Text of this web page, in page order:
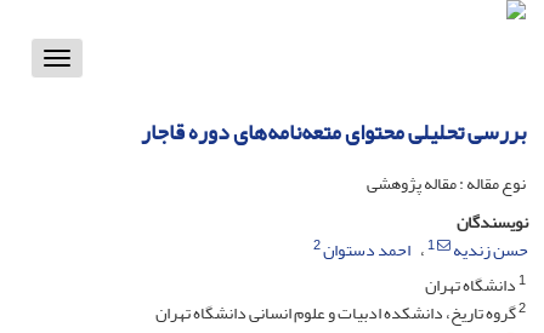
Toggle
بررسی تحلیلی محتوای متعه‌نامه‌های دوره قاجار
نوع مقاله : مقاله پژوهشی
نویسندگان
حسن زندیه
1 احمد دستوان2
1دانشگاه تهران
2گروه تاریخ، دانشکده ادبیات و علوم انسانی دانشگاه تهران